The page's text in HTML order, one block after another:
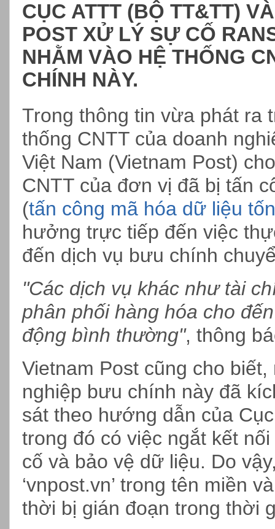
CỤC ATTT (BỘ TT&TT)
POST XỬ LÝ SỰ CỐ
NHẰM VÀO HỆ THỐNG
CHÍNH NÀY.
Trong thông tin vừa phát ra
thống CNTT của doanh
Việt Nam (Vietnam Post)
CNTT của đơn vị đã bị tấn
(tấn công mã hóa dữ liệu
hưởng trực tiếp đến việc
đến dịch vụ bưu chính
"Các dịch vụ khác như tài
phân phối hàng hóa cho
động bình thường", thông
Vietnam Post cũng cho
nghiệp bưu chính này đã
sát theo hướng dẫn của
trong đó có việc ngắt kết
cố và bảo vệ dữ liệu. Do
‘vnpost.vn’ trong tên miền
thời bị gián đoạn trong thời